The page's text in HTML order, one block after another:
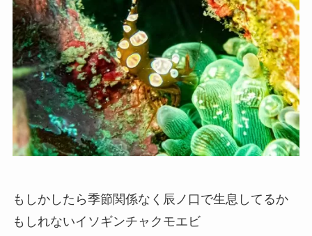
もしかしたら季節関係なく辰ノ口で生息してるか
もしれないイソギンチャクモエビ